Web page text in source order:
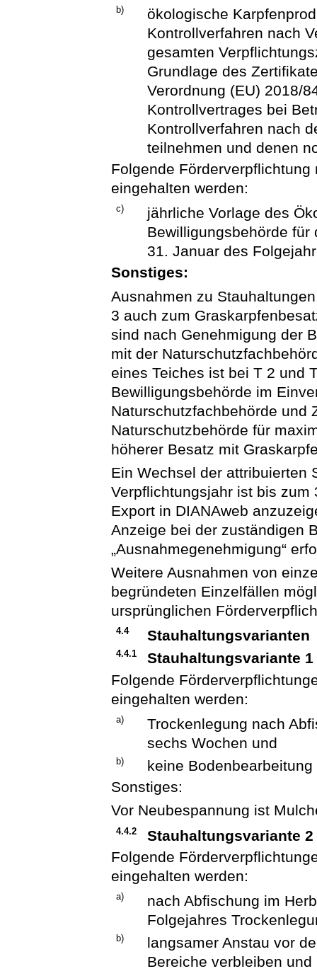
b)
ökologische
Kontrollverfahren nach
gesamten
Grundlage des
Verordnung (EU) 2018/
Kontrollvertrages bei
Kontrollverfahren nach
teilnehmen und denen
Folgende
eingehalten werden:
c)
jährliche Vorlage des
Bewilligungsbehörde
31. Januar des
Sonstiges:
Ausnahmen zu
3 auch zum
sind nach Genehmigung der
mit der
eines Teiches ist bei T 2 und
Bewilligungsbehörde im
Naturschutzfachbehörde und
Naturschutzbehörde für
höherer Besatz mit
Ein Wechsel der attribuierten
Verpflichtungsjahr ist bis
Export in DIANAweb
Anzeige bei der zuständigen
„Ausnahmegenehmigung“
Weitere Ausnahmen von
begründeten Einzelfällen
ursprünglichen
4.4 Stauhaltungsvarianten
4.4.1
Stauhaltungsvariante 1
Folgende
eingehalten werden:
a)
Trockenlegung nach
sechs Wochen und
b)
keine
Sonstiges:
Vor Neubespannung ist
4.4.2
Stauhaltungsvariante 2
Folgende
eingehalten werden:
a)
nach Abfischung im
Folgejahres
b)
langsamer Anstau vor
Bereiche verbleiben und